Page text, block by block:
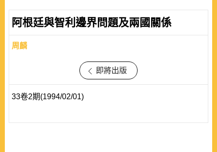
阿根廷與智利邊界問題及兩國關係
周麟
即將出版
33卷2期(1994/02/01)